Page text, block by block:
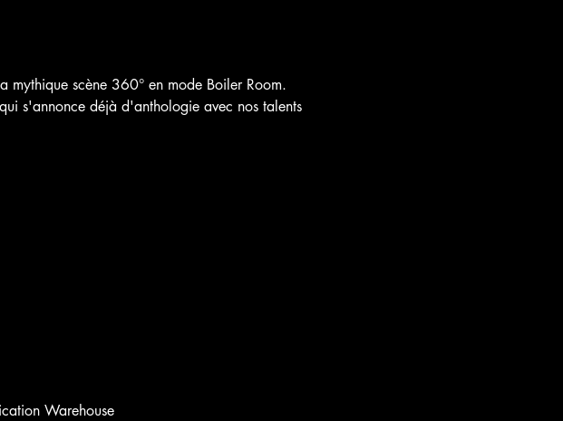
mythique scène 360° en mode Boiler Room.
s'annonce déjà d'anthologie avec nos talents
Warehouse